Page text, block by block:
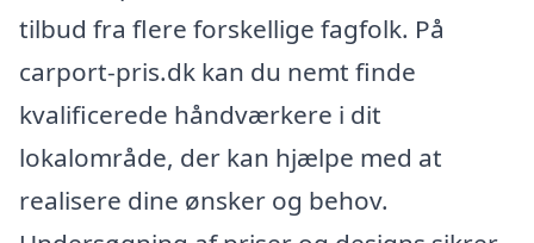
tilbud fra flere forskellige fagfolk. På
carport-pris.dk kan du nemt finde
kvalificerede håndværkere i dit
lokalområde, der kan hjælpe med at
realisere dine ønsker og behov.